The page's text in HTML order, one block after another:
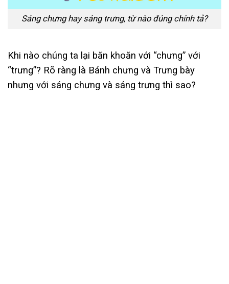
Sáng chưng hay sáng trưng, từ nào đúng chính tả?
Khi nào chúng ta lại băn khoăn với “chưng” với
“trưng”? Rõ ràng là Bánh chưng và Trưng bày
nhưng với sáng chưng và sáng trưng thì sao?